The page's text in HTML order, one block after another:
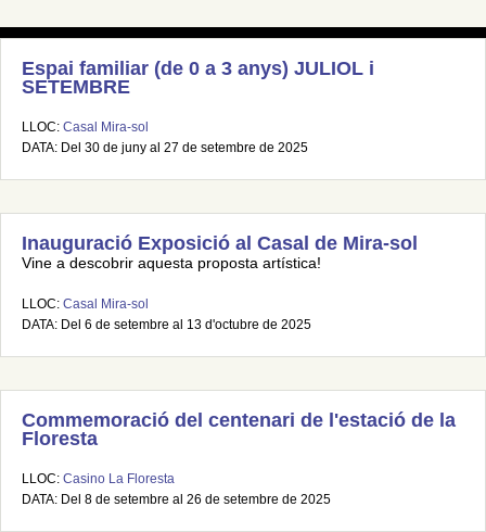
Espai familiar (de 0 a 3 anys) JULIOL i
SETEMBRE
LLOC: Casal Mira-sol
DATA: Del 30 de juny al 27 de setembre de 2025
Inauguració Exposició al Casal de Mira-sol
Vine a descobrir aquesta proposta artística!
LLOC: Casal Mira-sol
DATA: Del 6 de setembre al 13 d'octubre de 2025
Commemoració del centenari de l'estació de la
Floresta
LLOC: Casino La Floresta
DATA: Del 8 de setembre al 26 de setembre de 2025